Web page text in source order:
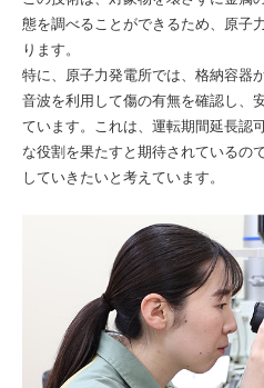
態を調べることができるため、原子
ります。
特に、原子力発電所では、格納容器
音波を利用して傷の有無を確認し、
ています。これは、運転期間延長認
な役割を果たすと期待されているの
していきたいと考えています。